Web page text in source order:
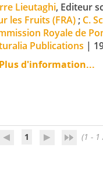
Lieutaghi, Editeur
les Fruits (FRA); C.
Royale de
Publications |
Plus d'information...
1 (1 - 1